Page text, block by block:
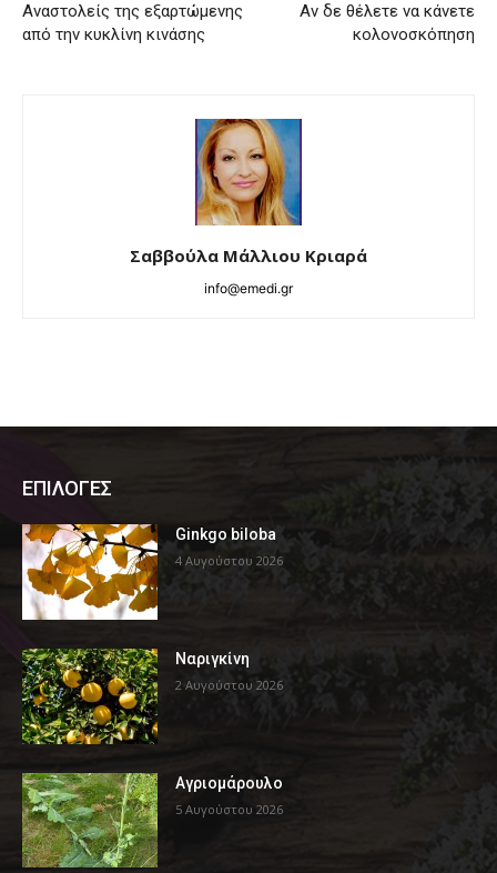
Αναστολείς της εξαρτώμενης
από την κυκλίνη κινάσης
Αν δε θέλετε να κάνετε
κολονοσκόπηση
Σαββούλα Μάλλιου Κριαρά
info@emedi.gr
ΕΠΙΛΟΓΕΣ
Ginkgo biloba
4 Αυγούστου 2026
Ναριγκίνη
2 Αυγούστου 2026
Αγριομάρουλο
5 Αυγούστου 2026